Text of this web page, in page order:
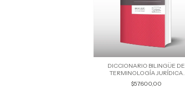
DICCIONARIO BILINGÜE DE
TERMINOLOGÍA JURÍDICA
ITALIANO/ESPAÑOL
$57.600,00